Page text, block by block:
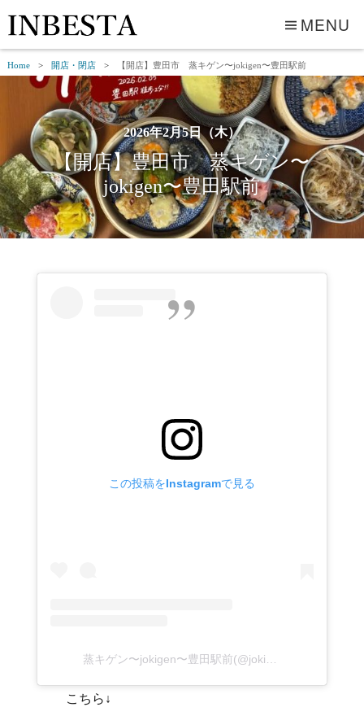
MENU
Home 開店・閉店 【開店】豊田市 蒸キゲン〜jokigen〜豊田駅前
2026年2月5日（木）
【開店】豊田市 蒸キゲン〜
jokigen〜豊田駅前
この投稿をInstagramで見る
こちら↓